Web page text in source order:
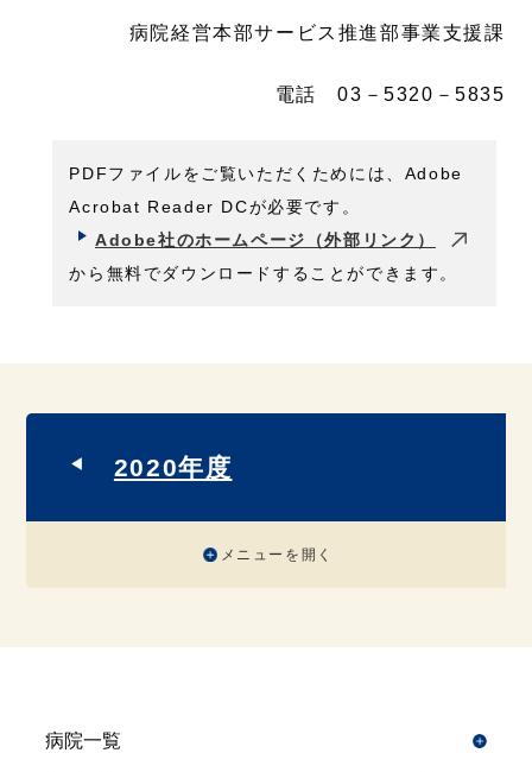
病院経営本部サービス推進部事業支援課
電話 03－5320－5835
PDFファイルをご覧いただくためには、Adobe
Acrobat Reader DCが必要です。
Adobe社のホームページ（外部リンク）
から無料でダウンロードすることができます。
2020年度
メニューを開く
病院一覧